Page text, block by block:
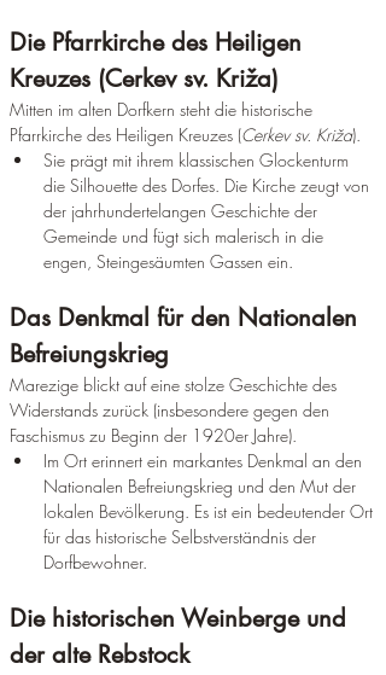
Die Pfarrkirche des Heiligen
Kreuzes (Cerkev sv. Križa)
Mitten im alten Dorfkern steht die historische
Pfarrkirche des Heiligen Kreuzes (Cerkev sv. Križa).
Sie prägt mit ihrem klassischen Glockenturm
die Silhouette des Dorfes. Die Kirche zeugt von
der jahrhundertelangen Geschichte der
Gemeinde und fügt sich malerisch in die
engen, Steingesäumten Gassen ein.
Das Denkmal für den Nationalen
Befreiungskrieg
Marezige blickt auf eine stolze Geschichte des
Widerstands zurück (insbesondere gegen den
Faschismus zu Beginn der 1920er Jahre).
Im Ort erinnert ein markantes Denkmal an den
Nationalen Befreiungskrieg und den Mut der
lokalen Bevölkerung. Es ist ein bedeutender Ort
für das historische Selbstverständnis der
Dorfbewohner.
Die historischen Weinberge und
der alte Rebstock